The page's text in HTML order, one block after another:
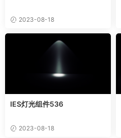
2023-08-18
IES灯光组件536
2023-08-18